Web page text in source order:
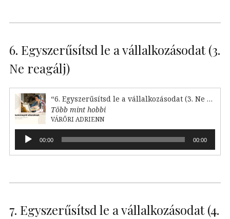
6. Egyszerűsítsd le a vállalkozásodat (3.
Ne reagálj)
“6. Egyszerűsítsd le a vállalkozásodat (3. Ne reagálj)”
Több mint hobbi
VÁRŐRI ADRIENN
Audió
lejátszó00:00 00:00
7. Egyszerűsítsd le a vállalkozásodat (4.